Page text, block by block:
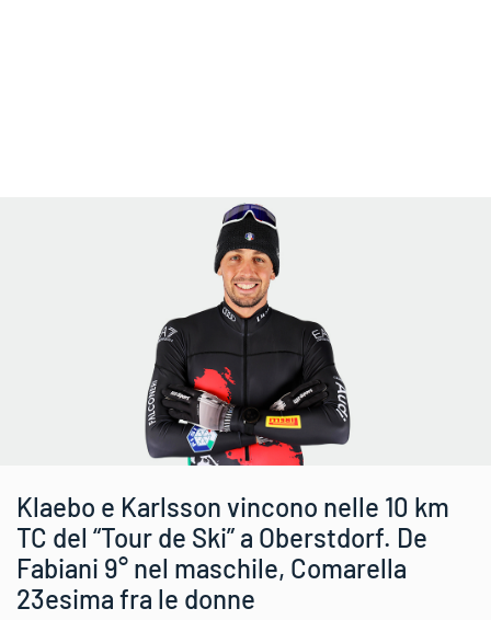
Klaebo e Karlsson vincono nelle 10 km
TC del “Tour de Ski” a Oberstdorf. De
Fabiani 9° nel maschile, Comarella
23esima fra le donne